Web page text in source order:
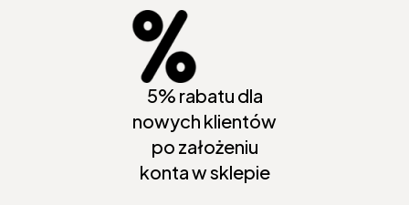
5% rabatu dla
nowych klientów
po założeniu
konta w sklepie